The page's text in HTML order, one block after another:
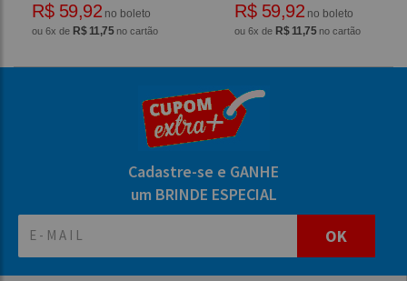
R$ 59,92 no boleto
ou 6x de R$ 11,75no cartão
R$ 59,92 no boleto
ou 6x de R$ 11,75no cartão
Cadastre-se e GANHE
um BRINDE ESPECIAL
OK